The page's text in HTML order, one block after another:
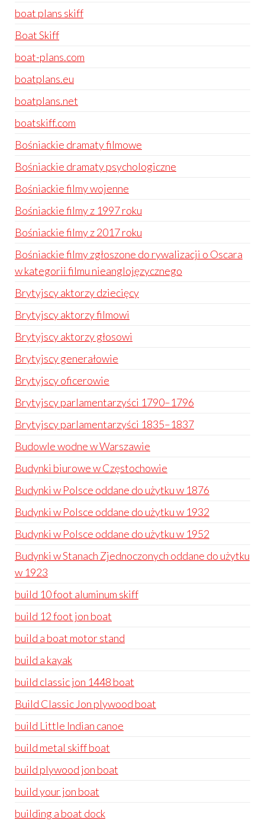
boat plans skiff
Boat Skiff
boat-plans.com
boatplans.eu
boatplans.net
boatskiff.com
Bośniackie dramaty filmowe
Bośniackie dramaty psychologiczne
Bośniackie filmy wojenne
Bośniackie filmy z 1997 roku
Bośniackie filmy z 2017 roku
Bośniackie filmy zgłoszone do rywalizacji o Oscara
w kategorii filmu nieanglojęzycznego
Brytyjscy aktorzy dziecięcy
Brytyjscy aktorzy filmowi
Brytyjscy aktorzy głosowi
Brytyjscy generałowie
Brytyjscy oficerowie
Brytyjscy parlamentarzyści 1790–1796
Brytyjscy parlamentarzyści 1835–1837
Budowle wodne w Warszawie
Budynki biurowe w Częstochowie
Budynki w Polsce oddane do użytku w 1876
Budynki w Polsce oddane do użytku w 1932
Budynki w Polsce oddane do użytku w 1952
Budynki w Stanach Zjednoczonych oddane do użytku
w 1923
build 10 foot aluminum skiff
build 12 foot jon boat
build a boat motor stand
build a kayak
build classic jon 1448 boat
Build Classic Jon plywood boat
build Little Indian canoe
build metal skiff boat
build plywood jon boat
build your jon boat
building a boat dock